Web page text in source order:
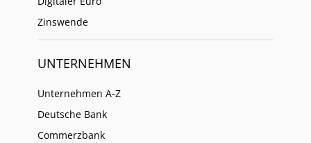
Zinswende
UNTERNEHMEN
Unternehmen A-Z
Deutsche Bank
Commerzbank